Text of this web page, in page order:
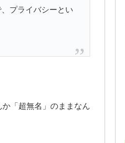
プライバシーとい
「超無名」のままなん